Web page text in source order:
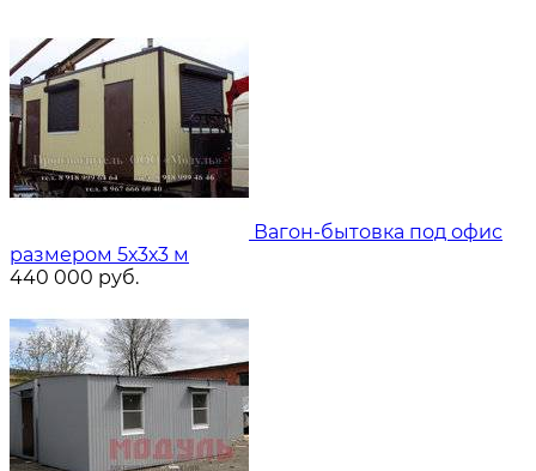
Вагон-бытовка под офис
размером 5х3х3 м
440 000 руб.